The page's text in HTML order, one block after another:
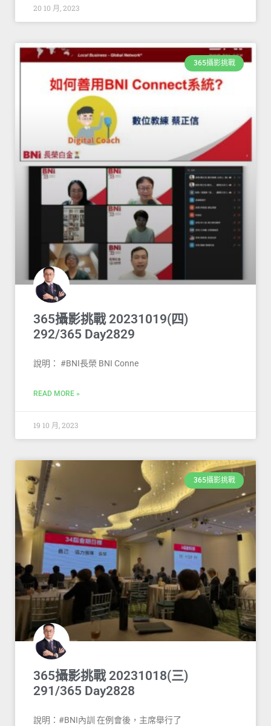
20 10 月, 2023
365攝影挑戰
365攝影挑戰 20231019(四)
292/365 Day2829
說明： #BNI長榮 BNI Conne
READ MORE »
19 10 月, 2023
365攝影挑戰
365攝影挑戰 20231018(三)
291/365 Day2828
說明：#BNI內訓 在例會後，主席舉行了